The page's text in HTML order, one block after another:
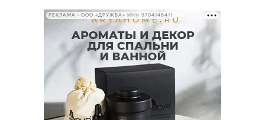
РЕКЛАМА • ООО «ДРУЖБА» ИНН 9704146411